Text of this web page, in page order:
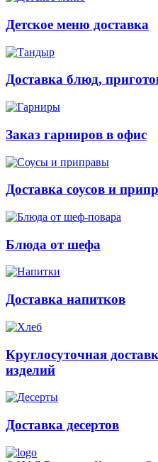
Детское меню доставка
Доставка блюд,
Заказ гарниров в офис
Доставка соусов и
Блюда от шефа
Доставка напитков
Круглосуточная
изделий
Доставка десертов